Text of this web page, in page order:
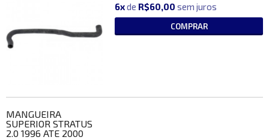
6xde R$60,00 sem juros
COMPRAR
MANGUEIRA
SUPERIOR STRATUS
2.0 1996 ATE 2000